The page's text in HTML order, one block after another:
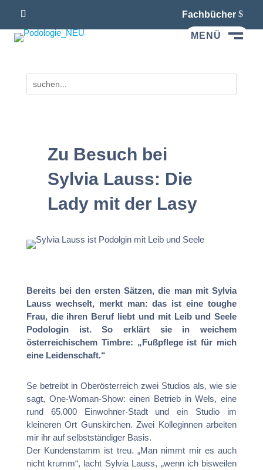
Fachbücher
MENÜ
Zu Besuch bei
Sylvia Lauss: Die
Lady mit der Lasy
Bereits bei den ersten Sätzen, die man mit Sylvia
Lauss wechselt, merkt man: das ist eine toughe
Frau, die ihren Beruf liebt und mit Leib und Seele
Podologin ist. So erklärt sie in weichem
österreichischem Timbre: „Fußpflege ist für mich
eine Leidenschaft.“
Se betreibt in Oberösterreich zwei Studios als, wie sie
sagt, One-Woman-Show: einen Betrieb in Wels, eine
rund 65.000 Einwohner-Stadt und ein Studio im
kleineren Ort Gunskirchen. Zwei Kolleginnen arbeiten
mir ihr auf selbstständiger Basis.
Der Kundenstamm ist treu. „Man nimmt mir es auch
nicht krumm“, lacht Sylvia Lauss, „wenn ich bisweilen